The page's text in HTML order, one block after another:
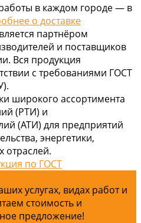
в каждом городе — в
о доставке
партнёром
и поставщиков
Вся продукция
с требованиями ГОСТ
широкого ассортимента
(РТИ) и
(АТИ) для предприятий
энергетики,
отраслей.
по ГОСТ
услугах, видах работ и
стоимость и
предложение!